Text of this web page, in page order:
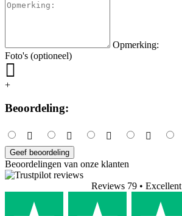
Opmerking:
Foto's (optioneel)
+
Beoordeling:
Geef beoordeling
Beoordelingen van onze klanten
Reviews 79 • Excellent